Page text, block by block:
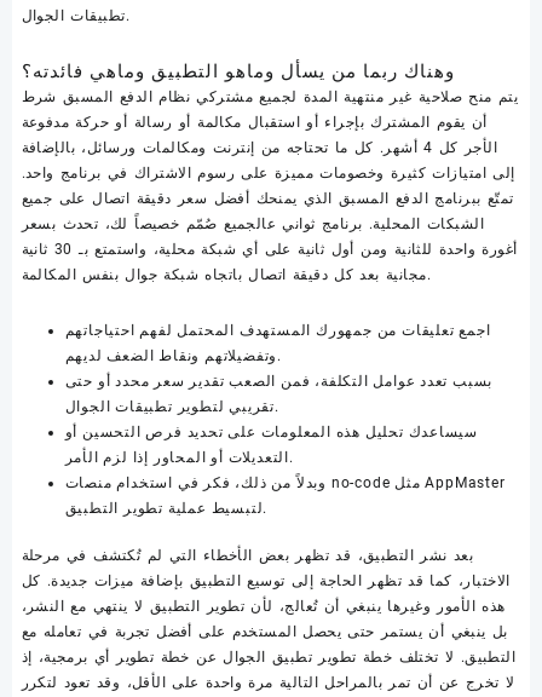
تطبيقات الجوال.
وهناك ربما من يسأل وماهو التطبيق وماهي فائدته؟
يتم منح صلاحية غير منتهية المدة لجميع مشتركي نظام الدفع المسبق شرط
أن يقوم المشترك بإجراء أو استقبال مكالمة أو رسالة أو حركة مدفوعة
الأجر كل 4 أشهر. كل ما تحتاجه من إنترنت ومكالمات ورسائل، بالإضافة
إلى امتيازات كثيرة وخصومات مميزة على رسوم الاشتراك في برنامج واحد.
تمتّع ببرنامج الدفع المسبق الذي يمنحك أفضل سعر دقيقة اتصال على جميع
الشبكات المحلية. برنامج ثواني عالجميع صُمّم خصيصاً لك، تحدث بسعر
أغورة واحدة للثانية ومن أول ثانية على أي شبكة محلية، واستمتع بـ 30 ثانية
مجانية بعد كل دقيقة اتصال باتجاه شبكة جوال بنفس المكالمة.
اجمع تعليقات من جمهورك المستهدف المحتمل لفهم احتياجاتهم
وتفضيلاتهم ونقاط الضعف لديهم.
بسبب تعدد عوامل التكلفة، فمن الصعب تقدير سعر محدد أو حتى
تقريبي لتطوير تطبيقات الجوال.
سيساعدك تحليل هذه المعلومات على تحديد فرص التحسين أو
التعديلات أو المحاور إذا لزم الأمر.
وبدلاً من ذلك، فكر في استخدام منصات no-code مثل AppMaster
لتبسيط عملية تطوير التطبيق.
بعد نشر التطبيق، قد تظهر بعض الأخطاء التي لم تُكتشف في مرحلة
الاختبار، كما قد تظهر الحاجة إلى توسيع التطبيق بإضافة ميزات جديدة. كل
هذه الأمور وغيرها ينبغي أن تُعالج، لأن تطوير التطبيق لا ينتهي مع النشر،
بل ينبغي أن يستمر حتى يحصل المستخدم على أفضل تجربة في تعامله مع
التطبيق. لا تختلف خطة تطوير تطبيق الجوال عن خطة تطوير أي برمجية، إذ
لا تخرج عن أن تمر بالمراحل التالية مرة واحدة على الأقل، وقد تعود لتكرر